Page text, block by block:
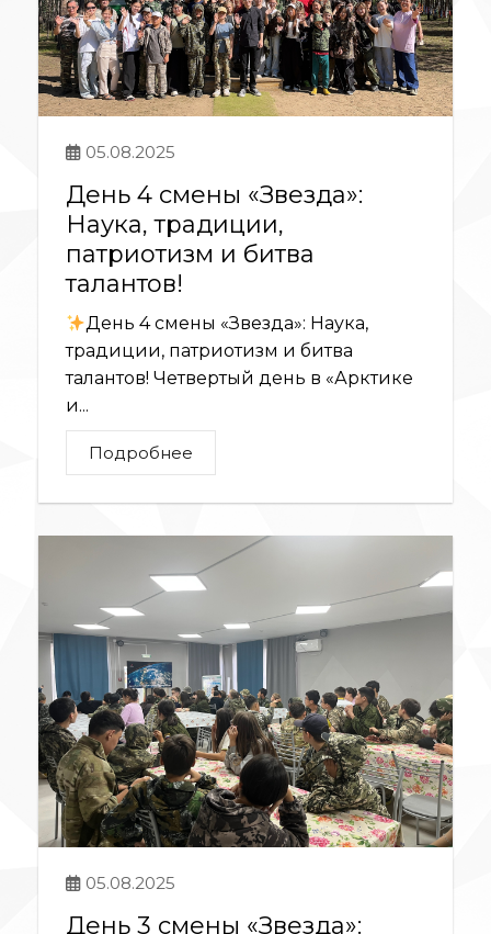
05.08.2025
День 4 смены «Звезда»:
Наука, традиции,
патриотизм и битва
талантов!
День 4 смены «Звезда»: Наука,
традиции, патриотизм и битва
талантов! Четвертый день в «Арктике
и...
Подробнее
05.08.2025
День 3 смены «Звезда»: